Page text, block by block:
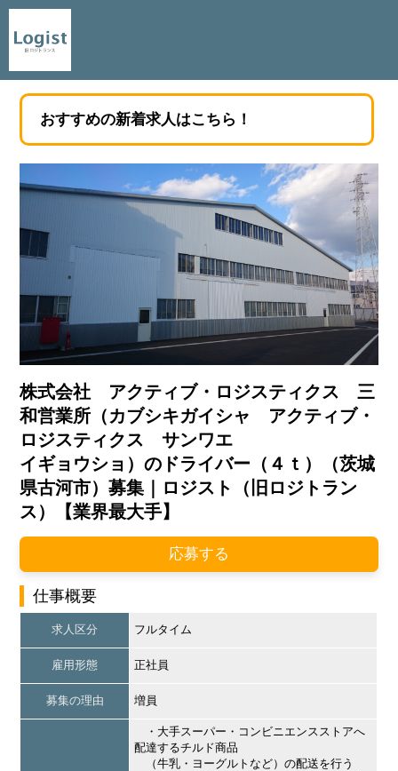
おすすめの新着求人はこちら！
株式会社 アクティブ・ロジスティクス 三
和営業所（カブシキガイシャ アクティブ・
ロジスティクス サンワエ
イギョウショ）のドライバー（４ｔ）（茨城
県古河市）募集｜ロジスト（旧ロジトラン
ス）【業界最大手】
応募する
仕事概要
求人区分 フルタイム
雇用形態 正社員
募集の理由 増員
・大手スーパー・コンビニエンスストアへ
配達するチルド商品
（牛乳・ヨーグルトなど）の配送を行う